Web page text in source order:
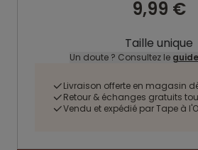
9,99 €
Taille unique
Un doute ? Consultez le
Livraison offerte en magasin
Retour & échanges gratuits
Vendu et expédié par Tape à